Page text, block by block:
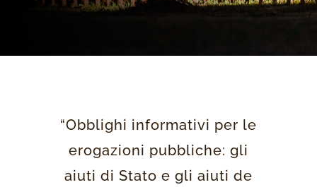
“Obblighi informativi per le
erogazioni pubbliche: gli
aiuti di Stato e gli aiuti de